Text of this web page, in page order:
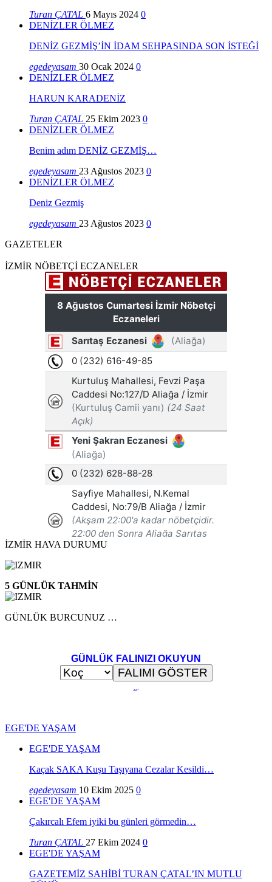
Turan ÇATAL 6 Mayıs 2024 0
DENİZLER ÖLMEZ
DENİZ GEZMİŞ’İN İDAM SEHPASINDA SON İSTEĞİ
egedeyasam 30 Ocak 2024 0
DENİZLER ÖLMEZ
HARUN KARADENİZ
Turan ÇATAL 25 Ekim 2023 0
DENİZLER ÖLMEZ
Benim adım DENİZ GEZMİŞ…
egedeyasam 23 Ağustos 2023 0
DENİZLER ÖLMEZ
Deniz Gezmiş
egedeyasam 23 Ağustos 2023 0
GAZETELER
İZMİR NÖBETÇİ ECZANELER
İZMİR HAVA DURUMU
5 GÜNLÜK TAHMİN
GÜNLÜK BURCUNUZ …
GÜNLÜK FALINIZI OKUYUN
...
EGE'DE YAŞAM
EGE'DE YAŞAM
Kaçak SAKA Kuşu Taşıyana Cezalar Kesildi…
egedeyasam 10 Ekim 2025 0
EGE'DE YAŞAM
Çakırcalı Efem iyiki bu günleri görmedin…
Turan ÇATAL 27 Ekim 2024 0
EGE'DE YAŞAM
GAZETEMİZ SAHİBİ TURAN ÇATAL’IN MUTLU